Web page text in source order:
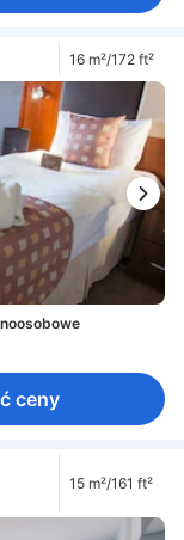
16 m²/172 ft²
ceny
15 m²/161 ft²